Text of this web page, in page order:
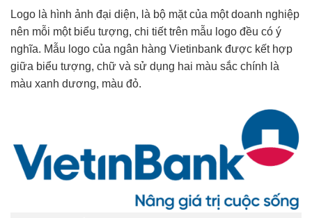
Logo là hình ảnh đại diện, là bộ mặt của một doanh nghiệp
nên mỗi một biểu tượng, chi tiết trên mẫu logo đều có ý
nghĩa. Mẫu logo của ngân hàng Vietinbank được kết hợp
giữa biểu tượng, chữ và sử dụng hai màu sắc chính là
màu xanh dương, màu đỏ.